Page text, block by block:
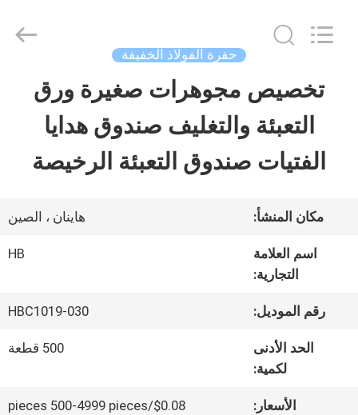
المنزل
المنتجات
معلومات
جولة
Reserved.
حفرة الفولاذ الخفيفة
تخصيص مجوهرات صغيرة ورق
التعبئة والتغليف صندوق هدايا
الفتيات صندوق التعبئة الرخيصة
مكان المنشأ: هاينان ، الصين
اسم العلامة
التجارية:
HB
رقم الموديل: HBC1019-030
الحد الأدنى
لكمية:
500 قطعة
الأسعار: $0.08/pieces 500-4999 pieces